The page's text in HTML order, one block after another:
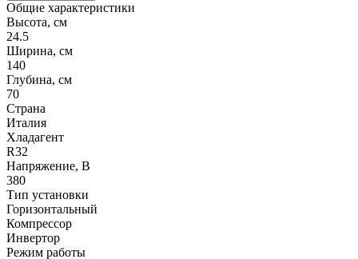
Общие характеристики
Высота, см
24.5
Ширина, см
140
Глубина, см
70
Страна
Италия
Хладагент
R32
Напряжение, В
380
Тип установки
Горизонтальный
Компрессор
Инвертор
Режим работы